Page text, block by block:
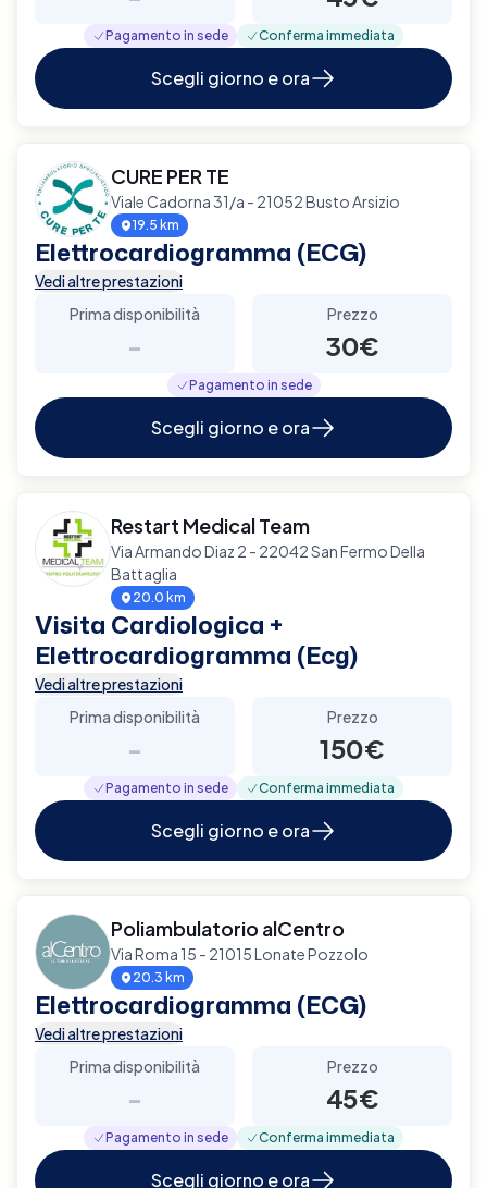
Pagamento in sede Conferma immediata
Scegli giorno e ora
CURE PER TE
Viale Cadorna 31/a - 21052 Busto Arsizio
19.5 km
Elettrocardiogramma (ECG)
Vedi altre prestazioni
Prima disponibilità
-
Prezzo
30€
Pagamento in sede
Scegli giorno e ora
Restart Medical Team
Via Armando Diaz 2 - 22042 San Fermo Della
Battaglia
20.0 km
Visita Cardiologica +
Elettrocardiogramma (Ecg)
Vedi altre prestazioni
Prima disponibilità
-
Prezzo
150€
Pagamento in sede Conferma immediata
Scegli giorno e ora
Poliambulatorio alCentro
Via Roma 15 - 21015 Lonate Pozzolo
20.3 km
Elettrocardiogramma (ECG)
Vedi altre prestazioni
Prima disponibilità
-
Prezzo
45€
Pagamento in sede Conferma immediata
Scegli giorno e ora